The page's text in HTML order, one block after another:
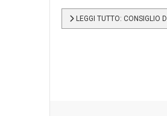
LEGGI TUTTO: CONSIGLIO